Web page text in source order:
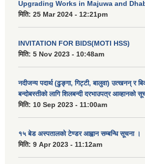
Upgrading Works in Majuwa and
मिति: 25 Mar 2024 - 12:21pm
INVITATION FOR BIDS(MOTI HSS)
मिति: 5 Nov 2023 - 10:48am
नदीजन्य पदार्थ (ढुङ्गा, गिट्टी, बालुवा) उत्खनन् र
बन्दोबस्तीको लागि शिलबन्दी दरभाउपत्र आव्हानको
मिति: 10 Sep 2023 - 11:00am
१५ बेड अस्पतालको टेण्डर आह्वान सम्बन्धि सूचना ।
मिति: 9 Apr 2023 - 11:12am